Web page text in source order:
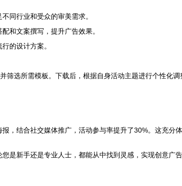
同行业和受众的审美需求。
和文案撰写，提升广告效果。
的设计方案。
筛选所需模板。下载后，根据自身活动主题进行个性化
，结合社交媒体推广，活动参与率提升了30%。这充分
是新手还是专业人士，都能从中找到灵感，实现创意广